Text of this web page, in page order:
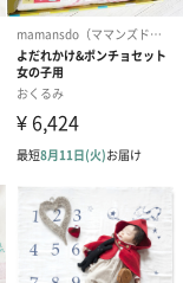
や毛布による事故